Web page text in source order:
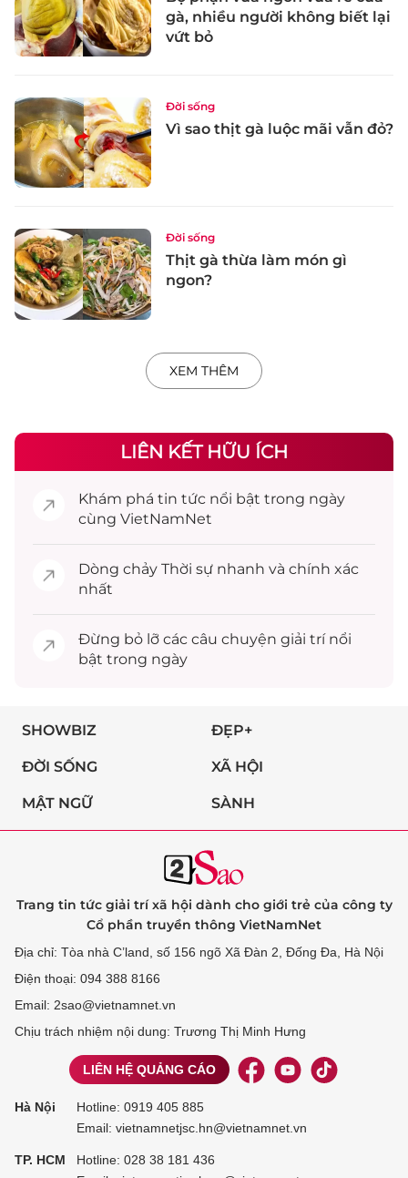
gà, nhiều người không biết lại
vứt bỏ
Đời sống
Vì sao thịt gà luộc mãi vẫn đỏ?
Đời sống
Thịt gà thừa làm món gì
ngon?
XEM THÊM
LIÊN KẾT HỮU ÍCH
Khám phá tin tức nổi bật trong ngày
cùng VietNamNet
Dòng chảy Thời sự nhanh và chính xác
nhất
Đừng bỏ lỡ các câu chuyện giải trínổi
bật trong ngày
SHOWBIZ ĐẸP+
ĐỜI SỐNG XÃ HỘI
MẬT NGỮ SÀNH
Trang tin tức giải trí xã hội dành cho giới trẻ của công ty
Cổ phần truyền thông VietNamNet
Địa chỉ: Tòa nhà C’land, số 156 ngõ Xã Đàn 2, Đống Đa, Hà Nội
Điện thoại: 094 388 8166
Email: 2sao@vietnamnet.vn
Chịu trách nhiệm nội dung: Trương Thị Minh Hưng
LIÊN HỆ QUẢNG CÁO
Hà Nội Hotline: 0919 405 885
Email: vietnamnetjsc.hn@vietnamnet.vn
TP. HCM Hotline: 028 38 181 436